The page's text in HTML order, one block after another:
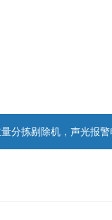
除机，声光报警电子秤